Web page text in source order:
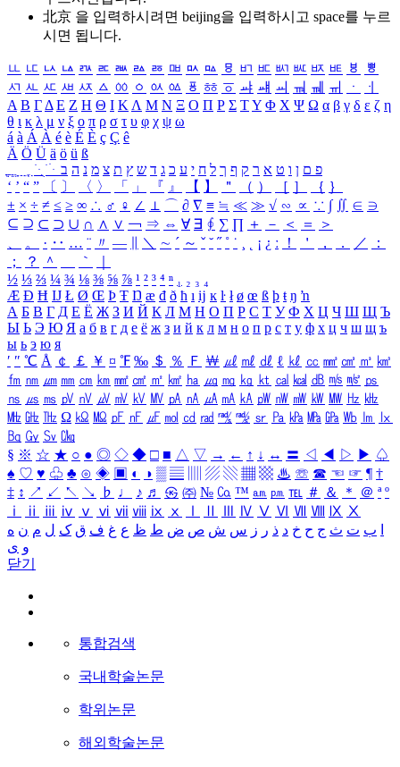
北京 을 입력하시려면 beijing을 입력하시고 space를 누르
시면 됩니다.
ㅥ ㅦ ㅧ ㅨ ㅩ ㅪ ㅫ ㅬ ㅭ ㅮ ㅯ ㅰ ㅱ ㅲ ㅳ ㅴ ㅵ ㅶ ㅷ ㅸ
ㅹ
ㅺ ㅻ ㅼ ㅽ ㅾ ㅿ ㆀ ㆁ ㆂ ㆃ ㆄ ㆅ ㆆ ㆇ ㆈ ㆉ ㆊ ㆋ ㆌ ㆍ
ㆎ
Α Β ΓΔ Ε Ζ Η Θ Ι ΚΛ Μ Ν Ξ Ο Π Ρ Σ ΤΥ Φ Χ Ψ Ω α β γ δ ε ζ η
θ ι κ λ μ ν ξ ο π ρ σ τ υ φ χ ψ ω
á à Á À é è É È ç Ç ê
Ä Ö Ü ä ö ü ß
ִֶֹ ֻּ ׁׂ פ ם ן ו ט א ר ק ף ך ל ח י ע כ ג ד ש ץ ת צ מ נ ה ב
‘ ’ “ ” 〔 〕 〈 〉 「 」 『 』 【 】 ＂ （ ） ［ ］ ｛ ｝
± × ÷ ≠ ≤ ≥ ∞ ∴ ♂ ♀ ∠ ⊥ ⌒ ∂ ∇ ≡ ≒ ≪ ≫ √ ∽ ∝ ∵ ∫ ∬ ∈ ∋
⊆ ⊇ ⊂ ⊃ ∪ ∩ ∧ ∨ ￢ ⇒ ⇔ ∀ ∃ ∮ ∑ ∏ ＋ － ＜ ＝
＞
、
。 · ‥ … ¨ 〃 ― ＼ ∼ ´ ～ ˇ ˘ ˝ ˚ ˙ ¸ ¡ ¿ ː ！ ＇ ， ． ／
：
；
？ ＾ ｀
½ ⅓ ⅔ ¼ ¾ ⅛ ⅜ ⅝ ⅞ ¹ ² ³ ⁴ ⁿ ₁ ₂ ₃ ₄
Æ Ð Ħ Ĳ Ł Ø Œ Þ Ŧ Ŋ æ đ ð ħ ı ĳ ĸ ŀ ł ø œ ß þ ŧ ŋ ŉ
А Б В Г Д Е Ё Ж З И Й К Л М Н О П Р С Т У Ф Х Ц Ч Ш Щ Ъ
Ы Ь Э Ю Я а б в г д е ё ж з и й к л м н о п р с т у ф х ц ч ш щ ъ
ы ь э ю я
′ ″ ℃ Å ￠ ￡ ￥ ¤ ℉ ‰ ＄ ％ Ｆ ￦ ㎕ ㎖ ㎗ ℓ ㎘ ㏄ ㎣ ㎤ ㎥ ㎦
㎙ ㎚ ㎛ ㎜ ㎝ ㎞ ㎟ ㎠ ㎡ ㎢ ㏊ ㎍ ㎎ ㎏ ㏏ ㎈ ㎉ ㏈ ㎧ ㎨ ㎰
㎱ ㎲ ㎳ ㎴ ㎵ ㎶ ㎷ ㎸ ㎹ ㎀ ㎁ ㎂ ㎃ ㎄ ㎺ ㎻ ㎽ ㎾ ㎿ ㎐ ㎑
㎒ ㎓ ㎔ Ω ㏀ ㏁ ㎊ ㎋ ㎌ ㏖ ㏅ ㎭ ㎮ ㎯ ㏛ ㎩ ㎪ ㎫ ㎬ ㏝ ㏐
㏓
㏃ ㏉ ㏜ ㏆
§ ※ ☆ ★ ○ ● ◎ ◇ ◆ □ ■ △ ▽ → ← ↑ ↓ ↔ 〓 ◁ ◀ ▷ ▶ ♤
♠ ♡ ♥ ♧ ♣ ⊙ ◈ ▣ ◐ ◑ ▒ ▤ ▨ ▧ ▦ ▩ ♨ ☏ ☎ ☜ ☞ ¶ †
‡ ↕ ↗ ↙ ↖ ↘ ♭ ♩ ♪ ♬ ㉿ ㈜ № ㏇ ™ ㏂ ㏘ ℡ ＃ ＆ ＊ ＠ ª º
ⅰ
ⅱ ⅲ ⅳ ⅴ ⅵ ⅶ ⅷ ⅸ ⅹ Ⅳ Ⅴ Ⅵ Ⅶ Ⅷ Ⅸ Ⅹ
ب ت ث ج ح خ د ذ ر ز س ش ص ض ط ظ ع غ ف ق ک ل م ن ه
و ی
닫기
통합검색
국내학술논문
학위논문
해외학술논문